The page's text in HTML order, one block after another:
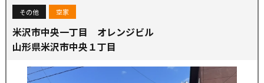
その他 空家
米沢市中央一丁目 オレンジビル
山形県米沢市中央１丁目